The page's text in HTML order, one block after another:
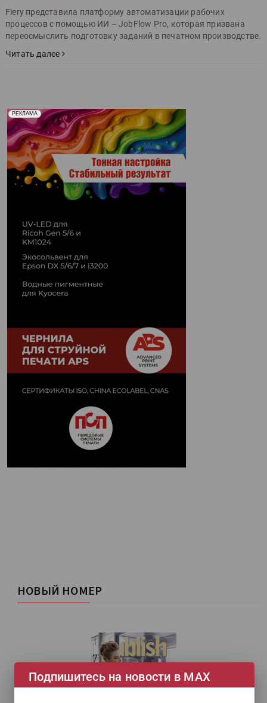
Fiery представила платформу автоматизации рабочих
процессов с помощью ИИ – JobFlow Pro, которая призвана
переосмыслить подготовку заданий в печатном производстве.
Читать далее
РЕКЛАМА
Реклама. Рекламодатель ООО "Передовые Системы
Печати" erid: 2SDnjd2d4Qz
НОВЫЙ НОМЕР
Подпишитесь на новости в МАХ